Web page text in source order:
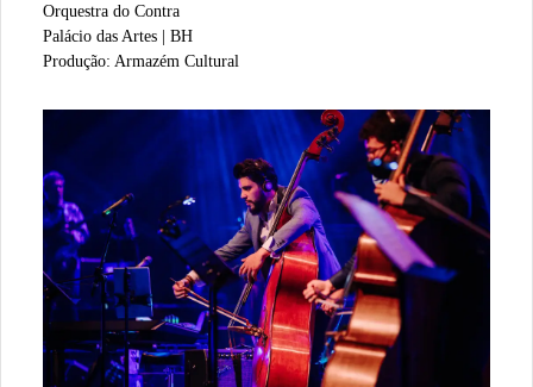
Orquestra do Contra
Palácio das Artes | BH
Produção: Armazém Cultural